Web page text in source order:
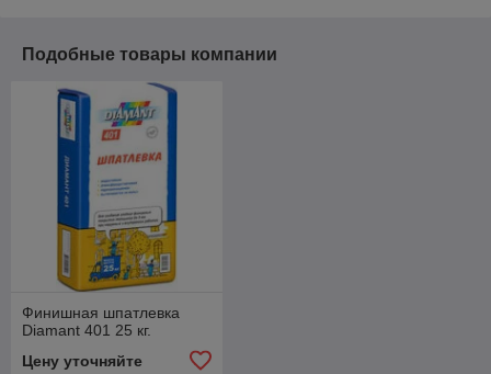
Подобные товары компании
Финишная шпатлевка
Diamant 401 25 кг.
Цену уточняйте